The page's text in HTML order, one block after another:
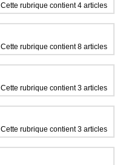
Cette rubrique contient 4 articles
Cette rubrique contient 8 articles
Cette rubrique contient 3 articles
Cette rubrique contient 3 articles